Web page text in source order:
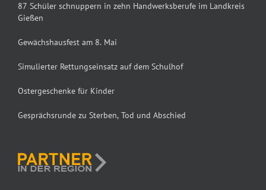
87 Schüler schnuppern in zehn Handwerksberufe im Landkreis
Gießen
Gewächshausfest am 8. Mai
Simulierter Rettungseinsatz auf dem Schulhof
Ostergeschenke für Kinder
Gesprächsrunde zu Sterben, Tod und Abschied